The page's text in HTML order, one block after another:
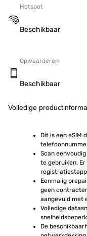
Hotspot
Beschikbaar
Opwaarderen
Beschikbaar
Volledige
Dit is een eSIM
Scan
te gebruiken.
Eenmalig
geen
aangevuld met
Volledige
De